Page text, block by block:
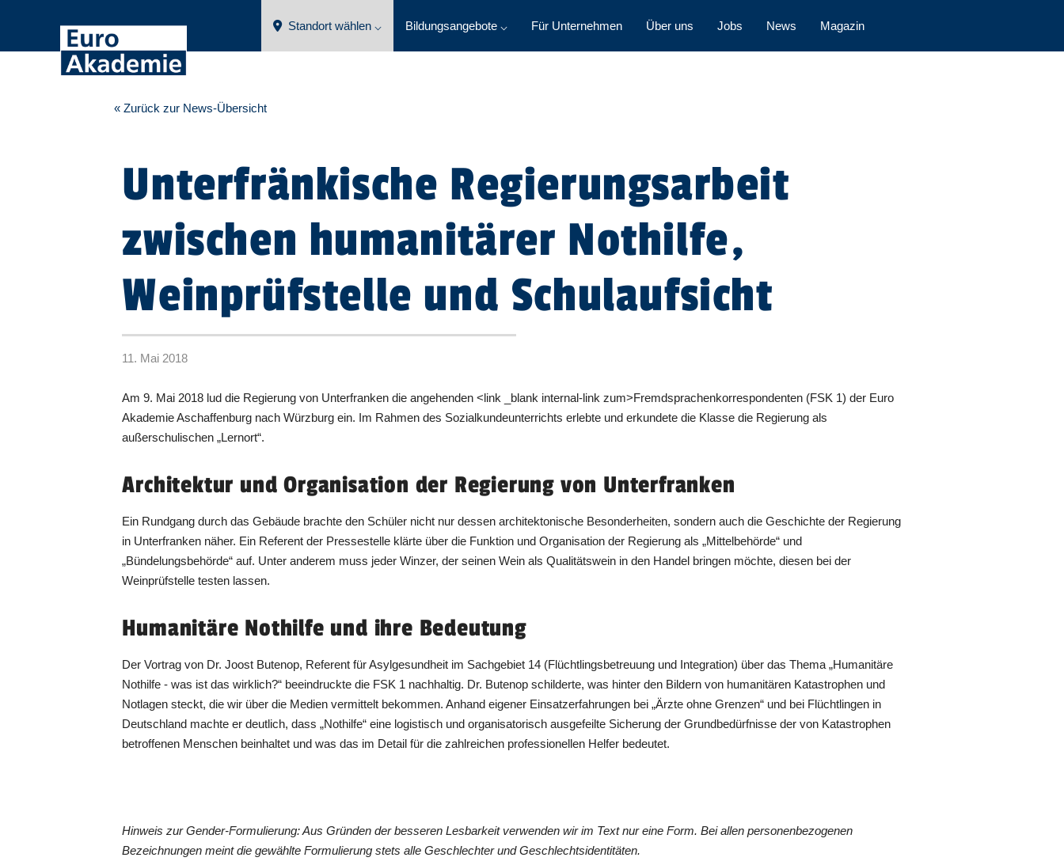
Standort wählen ⌵ Bildungsangebote ⌵ Für Unternehmen Über uns Jobs News Magazin
« Zurück zur News-Übersicht
Unterfränkische Regierungsarbeit
zwischen humanitärer Nothilfe,
Weinprüfstelle und Schulaufsicht
11. Mai 2018
Am 9. Mai 2018 lud die Regierung von Unterfranken die angehenden <link _blank internal-link zum>Fremdsprachenkorrespondenten (FSK 1) der Euro
Akademie Aschaffenburg nach Würzburg ein. Im Rahmen des Sozialkundeunterrichts erlebte und erkundete die Klasse die Regierung als
außerschulischen „Lernort“.
Architektur und Organisation der Regierung von Unterfranken
Ein Rundgang durch das Gebäude brachte den Schüler nicht nur dessen architektonische Besonderheiten, sondern auch die Geschichte der Regierung
in Unterfranken näher. Ein Referent der Pressestelle klärte über die Funktion und Organisation der Regierung als „Mittelbehörde“ und
„Bündelungsbehörde“ auf. Unter anderem muss jeder Winzer, der seinen Wein als Qualitätswein in den Handel bringen möchte, diesen bei der
Weinprüfstelle testen lassen.
Humanitäre Nothilfe und ihre Bedeutung
Der Vortrag von Dr. Joost Butenop, Referent für Asylgesundheit im Sachgebiet 14 (Flüchtlingsbetreuung und Integration) über das Thema „Humanitäre
Nothilfe - was ist das wirklich?“ beeindruckte die FSK 1 nachhaltig. Dr. Butenop schilderte, was hinter den Bildern von humanitären Katastrophen und
Notlagen steckt, die wir über die Medien vermittelt bekommen. Anhand eigener Einsatzerfahrungen bei „Ärzte ohne Grenzen“ und bei Flüchtlingen in
Deutschland machte er deutlich, dass „Nothilfe“ eine logistisch und organisatorisch ausgefeilte Sicherung der Grundbedürfnisse der von Katastrophen
betroffenen Menschen beinhaltet und was das im Detail für die zahlreichen professionellen Helfer bedeutet.
Hinweis zur Gender-Formulierung: Aus Gründen der besseren Lesbarkeit verwenden wir im Text nur eine Form. Bei allen personenbezogenen
Bezeichnungen meint die gewählte Formulierung stets alle Geschlechter und Geschlechtsidentitäten.